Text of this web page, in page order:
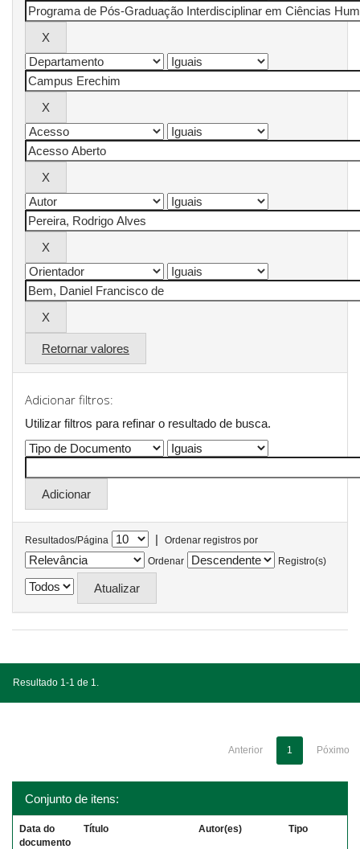
Retornar valores
Adicionar filtros:
Utilizar filtros para refinar o resultado de busca.
Resultados/Página |
Ordenar registros por
Ordenar
Registro(s)
Resultado 1-1 de 1.
Anterior 1 Póximo
Conjunto de itens:
Data do
documento
Título Autor(es) Tipo